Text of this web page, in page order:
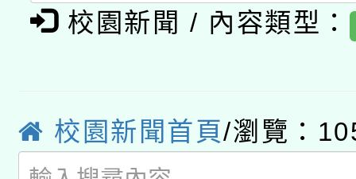
用水績優單位及節水達
桃園市孔廟祈福系列
2026年桃園地景藝術
校園新聞 / 內容類型：
校園新聞首頁/瀏覽：